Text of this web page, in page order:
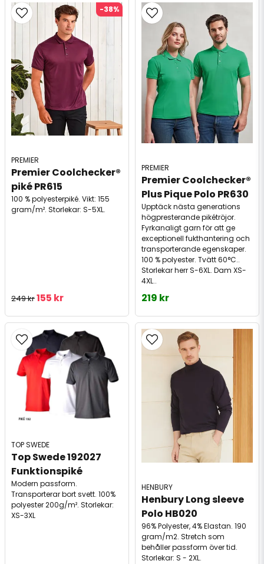
PREMIER
Premier Coolchecker®
piké PR615
100 % polyesterpiké. Vikt: 155
gram/m². Storlekar: S-5XL.
249 kr155 kr
-38%
PREMIER
Premier Coolchecker®
Plus Pique Polo PR630
Upptäck nästa generations
högpresterande pikétröjor.
Fyrkanaligt garn för att ge
exceptionell fukthantering och
transporterande egenskaper.
100 % polyester. Tvätt 60°C..
Storlekar herr S-6XL. Dam XS-
4XL..
219 kr
TOP SWEDE
Top Swede 192027
Funktionspiké
Modern passform.
Transporterar bort svett. 100%
polyester 200g/m². Storlekar:
XS-3XL
HENBURY
Henbury Long sleeve
Polo HB020
96% Polyester, 4% Elastan. 190
gram/m2. Stretch som
behåller passform över tid.
Storlekar: S - 2XL.